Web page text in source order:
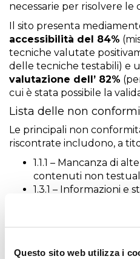
Questo sito web utilizza i
necessarie per risolvere le
Il sito presenta
accessibilità del 84%
tecniche valutate
delle tecniche testabili) e
valutazione dell’ 82%
cui è stata possibile la
Lista delle non
Le principali non
riscontrate includono, a
1.1.1 – Mancanza di
contenuti non
1.3.1 – Informazioni e
1.4.1 – Utilizzo
la funzionalità
1.4.4 – Uso improprio